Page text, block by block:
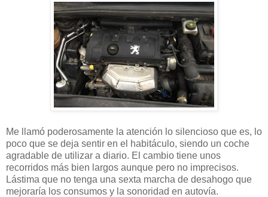
Me llamó poderosamente la atención lo silencioso que es, lo
poco que se deja sentir en el habitáculo, siendo un coche
agradable de utilizar a diario. El cambio tiene unos
recorridos más bien largos aunque pero no imprecisos.
Lástima que no tenga una sexta marcha de desahogo que
mejoraría los consumos y la sonoridad en autovía.